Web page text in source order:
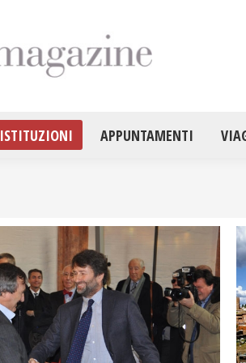
ISTITUZIONI APPUNTAMENTI